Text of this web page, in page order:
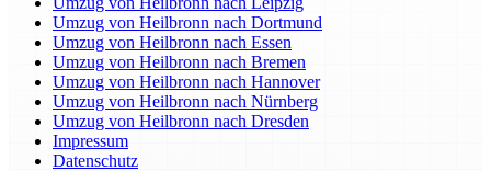
Umzug von Heilbronn nach Dortmund
Umzug von Heilbronn nach Essen
Umzug von Heilbronn nach Bremen
Umzug von Heilbronn nach Hannover
Umzug von Heilbronn nach Nürnberg
Umzug von Heilbronn nach Dresden
Impressum
Datenschutz